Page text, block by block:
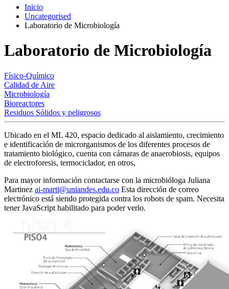
Inicio
Uncategorised
Laboratorio de Microbiología
Laboratorio de Microbiología
Físico-Químico
Calidad de Aire
Microbiología
Bioreactores
Residuos Sólidos y peligrosos
Ubicado en el ML 420, espacio dedicado al aislamiento, crecimiento
e identificación de microrganismos de los diferentes procesos de
tratamiento biológico, cuenta con cámaras de anaerobiosis, equipos
de electroforesis, termociclador, en otros,
Para mayor información contactarse con la microbióloga Juliana
Martinez ai-marti@uniandes.edu.co Esta dirección de correo
electrónico está siendo protegida contra los robots de spam. Necesita
tener JavaScript habilitado para poder verlo.